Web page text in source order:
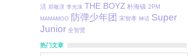
活 郑敬淏 李光洙 THE BOYZ 朴海镇 2PM
MAMAMOO 防弹少年团 宋智孝 神话 Super
Junior 全智贤
热门文章